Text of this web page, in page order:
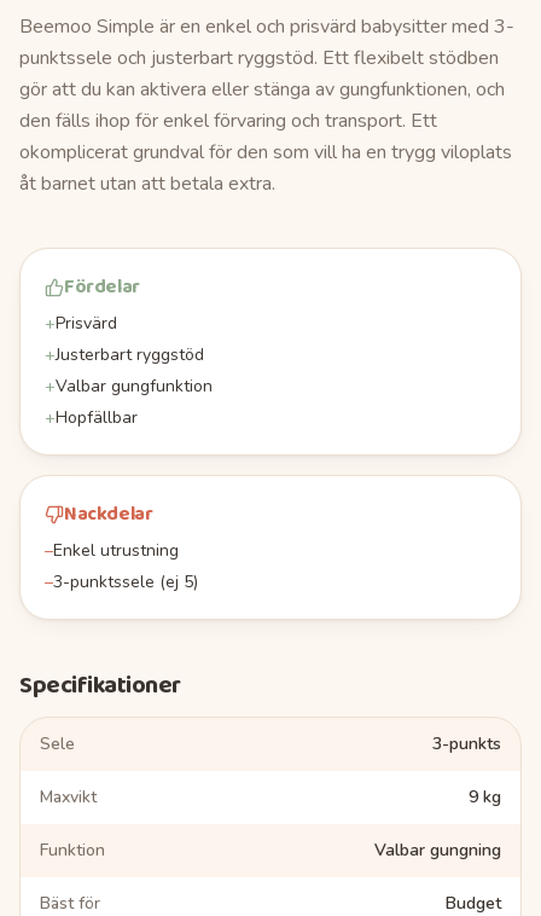
Beemoo Simple är en enkel och prisvärd babysitter med 3-
punktssele och justerbart ryggstöd. Ett flexibelt stödben
gör att du kan aktivera eller stänga av gungfunktionen, och
den fälls ihop för enkel förvaring och transport. Ett
okomplicerat grundval för den som vill ha en trygg viloplats
åt barnet utan att betala extra.
Fördelar
+Prisvärd
+Justerbart ryggstöd
+Valbar gungfunktion
+Hopfällbar
Nackdelar
–Enkel utrustning
–3-punktssele (ej 5)
Specifikationer
Sele 3-punkts
Maxvikt 9 kg
Funktion Valbar gungning
Bäst för Budget